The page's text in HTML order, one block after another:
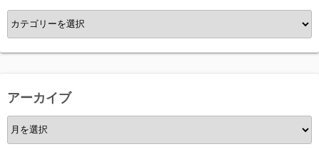
カ
テ
ゴ
ー
アーカイブ
ア
ー